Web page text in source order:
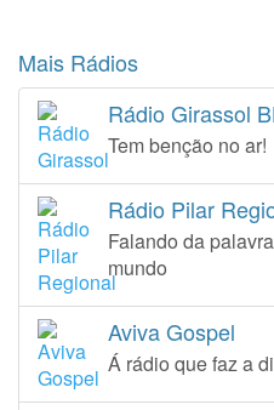
Mais Rádios
Rádio Girassol
Tem benção no ar!
Rádio Pilar
Falando da
mundo
Aviva Gospel
Á rádio que faz a